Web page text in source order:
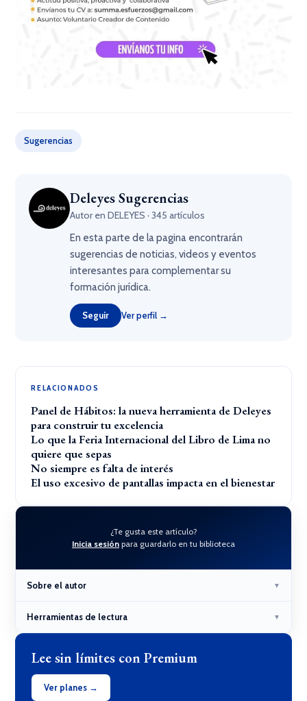
Sugerencias
Deleyes Sugerencias
Autor en DELEYES · 345 artículos
En esta parte de la pagina encontrarán
sugerencias de noticias, videos y eventos
interesantes para complementar su
formación jurídica.
Seguir Ver perfil →
RELACIONADOS
Panel de Hábitos: la nueva herramienta de Deleyes
para construir tu excelencia
Lo que la Feria Internacional del Libro de Lima no
quiere que sepas
No siempre es falta de interés
El uso excesivo de pantallas impacta en el bienestar
¿Te gusta este artículo?
Inicia sesión para guardarlo en tu biblioteca
Sobre el autor ▼
Herramientas de lectura ▼
Lee sin límites con Premium
Ver planes →